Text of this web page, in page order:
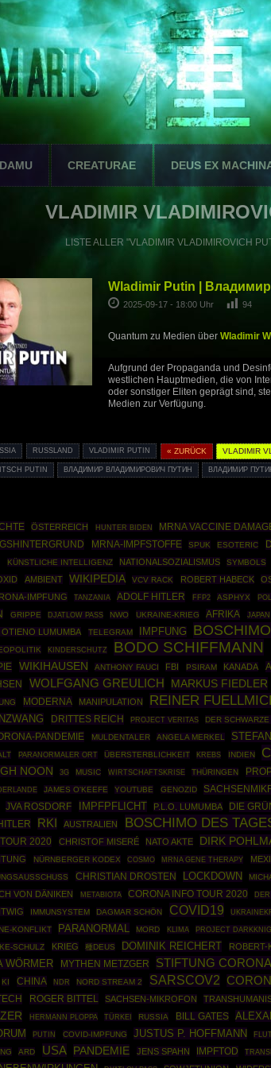
CREATURAE DEUS EX
VLADIMIR
LISTE ALLER "VLADIMIR VLADIMIROVICH
Wladimir Putin |
2025-09-17 - 18:00 Uhr 94
Quantum zu Medien über Wladimir
Aufgrund der Propaganda und
westlichen Hauptmedien, die von
oder sonstiger Eliten geprägt sind,
Medien zur Verfügung.
RUSSLAND VLADIMIR PUTIN « ZURÜCK VLADIMIR
PUTIN ВЛАДИМИР ВЛАДИМИРОВИЧ ПУТИН ВЛАДИМИР
ÖSTERREICH HUNTER BIDEN MRNA VACCINE
MRNA-IMPFSTOFFE SPUK ESOTERIC
KÜNSTLICHE INTELLIGENZ NATIONALSOZIALISMUS SYMBOLS
AMBIENT WIKIPEDIA VCV RACK ROBERT HABECK
IMPFUNG TANZANIA ADOLF HITLER FFP2 ASPHYX
GRIPPE DJATLOW PASS NWO UKRAINE-KRIEG AFRIKA JAPAN
OTIENO LUMUMBA TELEGRAM IMPFUNG BOSCHIMO
KINDERSCHUTZ BODO SCHIFFMANN
WIKIHAUSEN ANTHONY FAUCI FBI PSIRAM KANADA
WOLFGANG GREULICH MARKUS FIEDLER
MODERNA MANIPULATION REINER
DRITTES REICH PROJECT VERITAS DER SCHWARZE
PANDEMIE MULDENTALER ANGELA MERKEL
PARANORMALER ORT ÜBERSTERBLICHKEIT KREBS INDIEN
NOON 3G MUSIC WIRTSCHAFTSKRISE THÜRINGEN
JAMES O'KEEFE YOUTUBE GENOZID
JVA ROSDORF IMPFPFLICHT P.L.O. LUMUMBA DIE
RKI AUSTRALIEN BOSCHIMO DES
2020 CHRISTOF MISERÉ NATO AKTE DIRK
NÜRNBERGER KODEX COSMO MRNA GENE THERAPY
CHRISTIAN DROSTEN LOCKDOWN
VON DÄNIKEN METABIOTA CORONA INFO TOUR 2020
IMMUNSYSTEM DAGMAR SCHÖN COVID19
KONFLIKT PARANORMAL MORD KLIMA PROJECT
SCHULZ KRIEG 種DEUS DOMINIK REICHERT ROBERT-
WÖRMER MYTHEN METZGER STIFTUNG
KI CHINA NDR NORD STREAM 2 SARSCOV2
ROGER BITTEL SACHSEN-MIKROFON
HERMANN PLOPPA TÜRKEI RUSSIA BILL GATES
PUTIN COVID-IMPFUNG JUSTUS P. HOFFMANN
ARD USA PANDEMIE JENS SPAHN IMPFTOD